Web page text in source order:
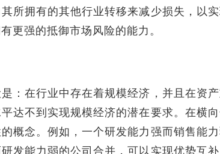
所拥有的其他行业转移来减少损失，以
更强的抵御市场风险的能力。
：在行业中存在着规模经济，并且在资产
达不到实现规模经济的潜在要求。在横
概念。例如，一个研发能力强而销售能
发能力弱的公司合并，可以实现优势互